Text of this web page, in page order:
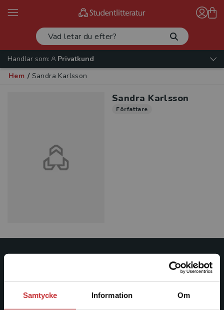
Samtycke Information Om
Handlar som:
Privatkund
Hem / Sandra Karlsson
Sandra Karlsson
Författare
ledande utbildningsförlag. Med läromedel, kurslitteratur,